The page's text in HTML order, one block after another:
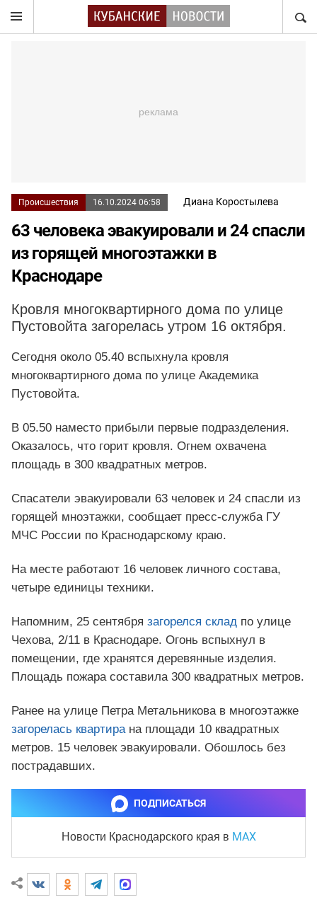
Происшествия 16.10.2024 06:58 Диана Коростылева
63 человека эвакуировали и 24 спасли
из горящей многоэтажки в
Краснодаре
Кровля многоквартирного дома по улице
Пустовойта загорелась утром 16 октября.
Сегодня около 05.40 вспыхнула кровля
многоквартирного дома по улице Академика
Пустовойта.
В 05.50 наместо прибыли первые подразделения.
Оказалось, что горит кровля. Огнем охвачена
площадь в 300 квадратных метров.
Спасатели эвакуировали 63 человек и 24 спасли из
горящей мноэтажки, сообщает пресс-служба ГУ
МЧС России по Краснодарскому краю.
На месте работают 16 человек личного состава,
четыре единицы техники.
Напомним, 25 сентября загорелся склад по улице
Чехова, 2/11 в Краснодаре. Огонь вспыхнул в
помещении, где хранятся деревянные изделия.
Площадь пожара составила 300 квадратных метров.
Ранее на улице Петра Метальникова в многоэтажке
загорелась квартирана площади 10 квадратных
метров. 15 человек эвакуировали. Обошлось без
пострадавших.
ПОДПИСАТЬСЯ
Новости Краснодарского края в MAX